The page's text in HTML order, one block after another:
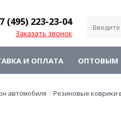
(495)223-23-04
Заказать звонок
И ОПЛАТА ОПТОВЫМ
автомобиля / Резиновые коврики